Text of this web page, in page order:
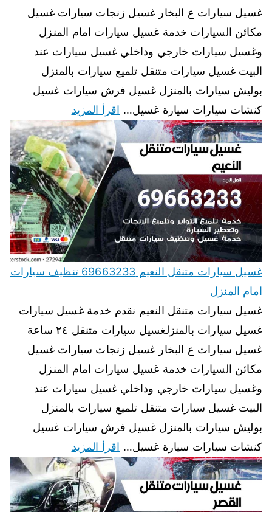
غسيل سيارات ع البخار غسيل زنجات سيارات غسيل
مكائن السيارات خدمة غسيل سيارات امام المنزل
وغسيل سيارات خارجي وداخلي غسيل سيارات عند
البيت غسيل سيارات متنقل تلميع سيارات بالمنزل
بوليش سيارات بالمنزل غسيل فرش سيارات غسيل
كنشات سيارات سيارة غسيل… اقرأ المزيد
غسيل سيارات متنقل النعيم 69663233 تنظيف سيارات
امام المنزل
غسيل سيارات متنقل النعيم نقدم خدمة غسيل سيارات
غسيل سيارات بالمنزلغسيل سيارات متنقل ٢٤ ساعة
غسيل سيارات ع البخار غسيل زنجات سيارات غسيل
مكائن السيارات خدمة غسيل سيارات امام المنزل
وغسيل سيارات خارجي وداخلي غسيل سيارات عند
البيت غسيل سيارات متنقل تلميع سيارات بالمنزل
بوليش سيارات بالمنزل غسيل فرش سيارات غسيل
كنشات سيارات سيارة غسيل… اقرأ المزيد